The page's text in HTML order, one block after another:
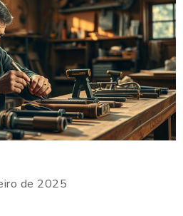
de 2025